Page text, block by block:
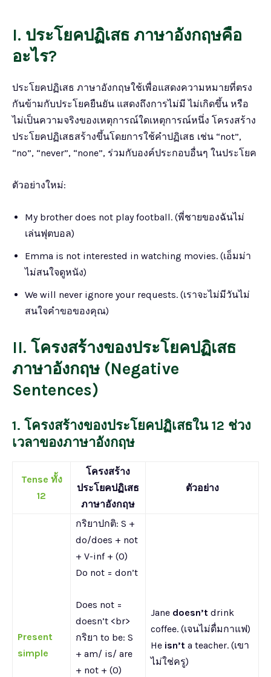
I. ประโยคปฏิเสธ ภาษาอังกฤษคือ
อะไร?
ประโยคปฏิเสธ ภาษาอังกฤษใช้เพื่อแสดงความหมายที่ตรง
กันข้ามกับประโยคยืนยัน แสดงถึงการไม่มี ไม่เกิดขึ้น หรือ
ไม่เป็นความจริงของเหตุการณ์ใดเหตุการณ์หนึ่ง โครงสร้าง
ประโยคปฏิเสธสร้างขึ้นโดยการใช้คำปฏิเสธ เช่น “not”,
“no”, “never”, “none”, ร่วมกับองค์ประกอบอื่นๆ ในประโยค
ตัวอย่างใหม่:
My brother does not play football. (พี่ชายของฉันไม่
เล่นฟุตบอล)
Emma is not interested in watching movies. (เอ็มม่า
ไม่สนใจดูหนัง)
We will never ignore your requests. (เราจะไม่มีวันไม่
สนใจคำขอของคุณ)
II. โครงสร้างของประโยคปฏิเสธ
ภาษาอังกฤษ (Negative
Sentences)
1. โครงสร้างของประโยคปฏิเสธใน 12 ช่วง
เวลาของภาษาอังกฤษ
Tense ทั้ง
12
โครงสร้าง
ประโยคปฏิเสธ
ภาษาอังกฤษ
ตัวอย่าง
Present
simple
กริยาปกติ: S +
do/does + not
+ V-inf + (O)
Do not = don’t
Does not =
doesn’t <br>
กริยา to be: S
+ am/ is/ are
+ not + (O)
Jane doesn’t drink
coffee. (เจนไม่ดื่มกาแฟ)
He isn’t a teacher. (เขา
ไม่ใช่ครู)